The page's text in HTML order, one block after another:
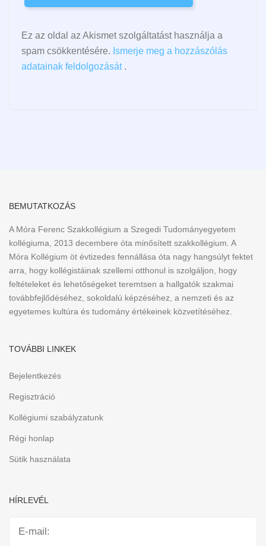
Ez az oldal az Akismet szolgáltatást használja a
spam csökkentésére. Ismerje meg a hozzászólás
adatainak feldolgozását.
BEMUTATKOZÁS
A Móra Ferenc Szakkollégium a Szegedi Tudományegyetem
kollégiuma, 2013 decembere óta minősített szakkollégium. A
Móra Kollégium öt évtizedes fennállása óta nagy hangsúlyt fektet
arra, hogy kollégistáinak szellemi otthonul is szolgáljon, hogy
feltételeket és lehetőségeket teremtsen a hallgatók szakmai
továbbfejlődéséhez, sokoldalú képzéséhez, a nemzeti és az
egyetemes kultúra és tudomány értékeinek közvetítéséhez.
TOVÁBBI LINKEK
Bejelentkezés
Regisztráció
Kollégiumi szabályzatunk
Régi honlap
Sütik használata
HÍRLEVÉL